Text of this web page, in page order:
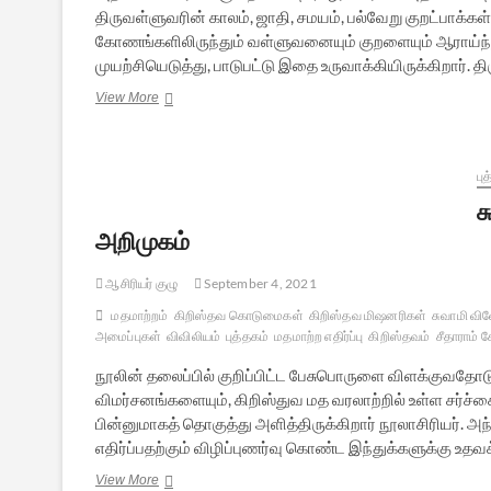
திருவள்ளுவரின் காலம், ஜாதி, சமயம், பல்வேறு
கோணங்களிலிருந்தும் வள்ளுவனையும் குறளையும்
முயற்சியெடுத்து, பாடுபட்டு இதை
View Moreதிருவள்ளுவர்
புத்தக
அறிமுகம்
அறிமுகம்
ஆசிரியர் குழு
September 4, 2021
மதமாற்றம் கிறிஸ்தவ கொடுமைகள் கிறிஸ்தவ மிஷனரிகள் சுவாமி
அமைப்புகள் விவிலியம் புத்தகம் மதமாற்ற எதிர்ப்பு கிறிஸ்தவம் சீதாராம்
நூலின் தலைப்பில் குறிப்பிட்ட பேசுபொருளை
விமர்சனங்களையும், கிறிஸ்துவ மத வரலாற்றில் உள்ள
பின்னுமாகத் தொகுத்து அளித்திருக்கிறார்
எதிர்ப்பதற்கும் விழிப்புணர்வு கொண்ட இந்துக்களுக்கு
View Moreசுவாமி